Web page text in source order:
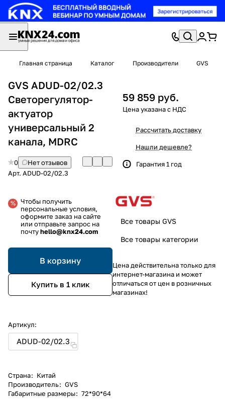
Главная страница Каталог Производители GVS
GVS ADUD-02/02.3
Светорегулятор-
актуатор
универсальный 2
канала, MDRC
0
Нет отзывов
Арт. ADUD-02/02.3
Чтобы получить
персональные условия,
оформите заказ на сайте
или отправьте запрос на
почтуhello@knx24.com
В корзину
Купить в 1 клик
Артикул:
ADUD-02/02.3
Страна: Китай
Производитель: GVS
Габаритные размеры: 72*90*64
59 859 руб.
Рассчитать доставку
Нашли дешевле?
Гарантия 1 год
Все товары GVS
Все товары категории
Цена действительна только для
интернет-магазина и может
отличаться от цен в розничных
магазинах!